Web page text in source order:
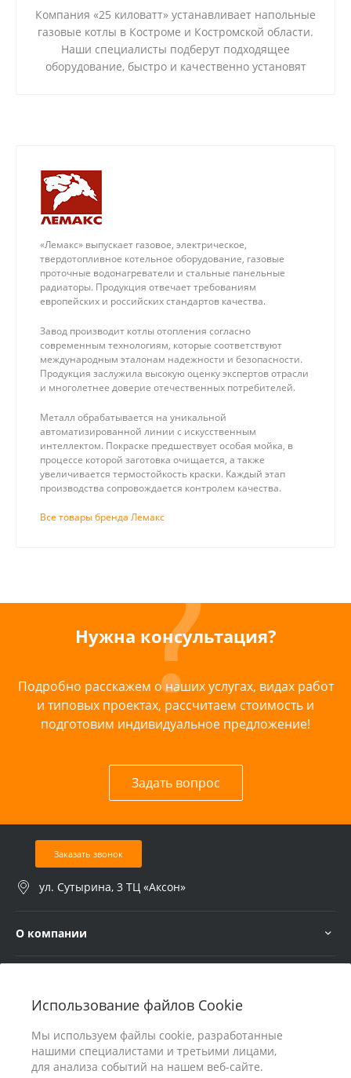
Использование файлов Cookie
Мы используем файлы cookie, разработанные
нашими специалистами и третьими лицами,
для анализа событий на нашем веб-сайте.
Компания «25 киловатт» устанавливает напольные
газовые котлы в Костроме и Костромской области.
Наши специалисты подберут подходящее
оборудование, быстро и качественно установят
«Лемакс» выпускает газовое, электрическое,
твердотопливное котельное оборудование, газовые
проточные водонагреватели и стальные панельные
радиаторы. Продукция отвечает требованиям
европейских и российских стандартов качества.
Завод производит котлы отопления согласно
современным технологиям, которые соответствуют
международным эталонам надежности и безопасности.
Продукция заслужила высокую оценку экспертов отрасли
и многолетнее доверие отечественных потребителей.
Металл обрабатывается на уникальной
автоматизированной линии с искусственным
интеллектом. Покраске предшествует особая мойка, в
процессе которой заготовка очищается, а также
увеличивается термостойкость краски. Каждый этап
производства сопровождается контролем качества.
Все товары бренда Лемакс
Нужна консультация?
Подробно расскажем о наших услугах, видах работ
и типовых проектах, рассчитаем стоимость и
подготовим индивидуальное предложение!
Задать вопрос
Заказать звонок
ул. Сутырина, 3 ТЦ «Аксон»
О компании